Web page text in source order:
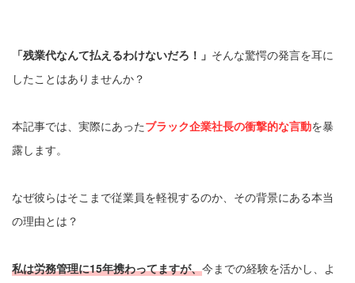
「残業代なんて払えるわけないだろ！」 そんな驚愕の発言を耳に
したことはありませんか？
本記事では、実際にあったブラック企業社長の衝撃的な言動を暴
露します。
なぜ彼らはそこまで従業員を軽視するのか、その背景にある本当
の理由とは？
私は労務管理に15年携わってますが、今までの経験を活かし、よ